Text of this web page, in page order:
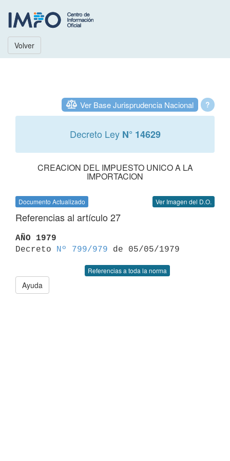
Volver
?
Ver Base Jurisprudencia Nacional
Decreto Ley N° 14629
CREACION DEL IMPUESTO UNICO A LA
IMPORTACION
Documento Actualizado Ver Imagen del D.O.
Referencias al artículo 27
AÑO 1979
Decreto
Nº 799/979
Referencias a toda la norma
Ayuda